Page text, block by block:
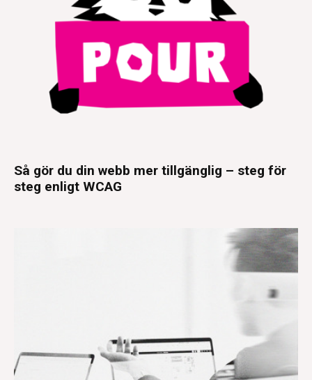
Så gör du din webb mer tillgänglig – steg för
steg enligt WCAG